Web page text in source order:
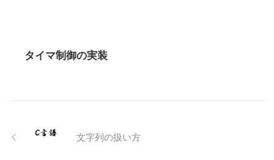
タイマ制御の実装
文字列の扱い方